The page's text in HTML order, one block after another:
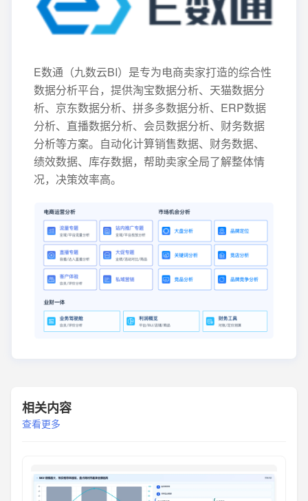
E数通（九数云BI）是专为电商卖家打造的综合性
数据分析平台，提供淘宝数据分析、天猫数据分
析、京东数据分析、拼多多数据分析、ERP数据
分析、直播数据分析、会员数据分析、财务数据
分析等方案。自动化计算销售数据、财务数据、
绩效数据、库存数据，帮助卖家全局了解整体情
况，决策效率高。
相关内容
查看更多